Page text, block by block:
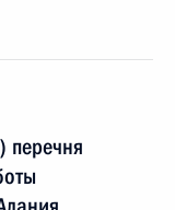
перечня